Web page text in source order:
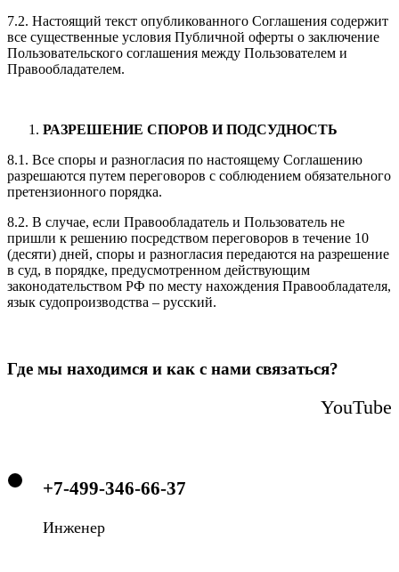
7.2. Настоящий текст опубликованного Соглашения содержит
все существенные условия Публичной оферты о заключение
Пользовательского соглашения между Пользователем и
Правообладателем.
РАЗРЕШЕНИЕ СПОРОВ И ПОДСУДНОСТЬ
8.1. Все споры и разногласия по настоящему Соглашению
разрешаются путем переговоров с соблюдением обязательного
претензионного порядка.
8.2. В случае, если Правообладатель и Пользователь не
пришли к решению посредством переговоров в течение 10
(десяти) дней, споры и разногласия передаются на разрешение
в суд, в порядке, предусмотренном действующим
законодательством РФ по месту нахождения Правообладателя,
язык судопроизводства – русский.
Где мы находимся и как с нами связаться?
YouTube
+7-499-346-66-37
Инженер